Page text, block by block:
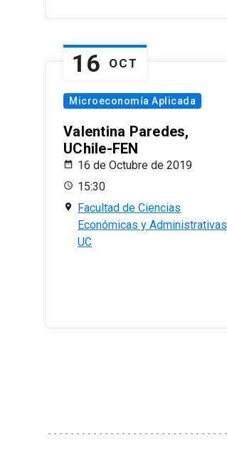
16 OCT
Microeconomía Aplicada
Valentina Paredes,
UChile-FEN
16 de Octubre de 2019
15:30
Facultad de Ciencias
Económicas y Administrativas
UC